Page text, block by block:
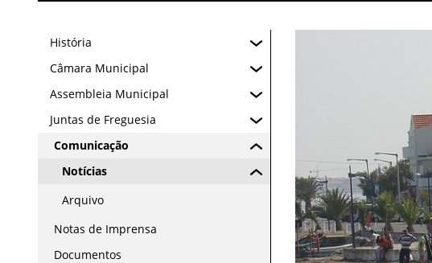
História
Câmara Municipal
Assembleia Municipal
Juntas de Freguesia
Comunicação
Notícias
Arquivo
Notas de Imprensa
Documentos